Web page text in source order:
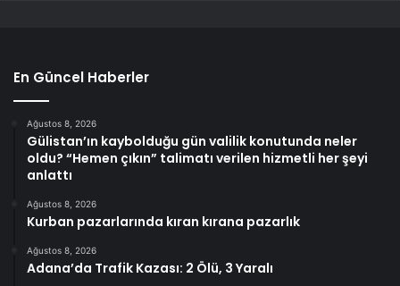
En Güncel Haberler
Ağustos 8, 2026
Gülistan’ın kaybolduğu gün valilik konutunda neler
oldu? “Hemen çıkın” talimatı verilen hizmetli her şeyi
anlattı
Ağustos 8, 2026
Kurban pazarlarında kıran kırana pazarlık
Ağustos 8, 2026
Adana’da Trafik Kazası: 2 Ölü, 3 Yaralı